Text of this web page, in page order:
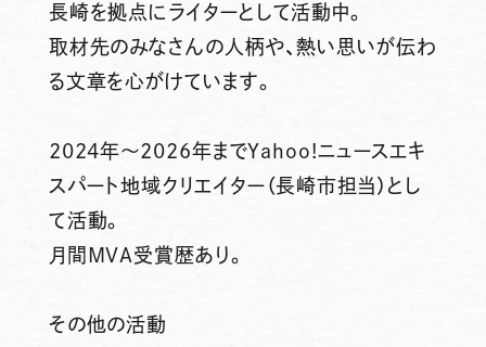
長崎を拠点にライターとして活動中。
取材先のみなさんの人柄や、熱い思いが伝わ
る文章を心がけています。
2024年～2026年までYahoo!ニュースエキ
スパート地域クリエイター（長崎市担当）とし
て活動。
月間MVA受賞歴あり。
その他の活動